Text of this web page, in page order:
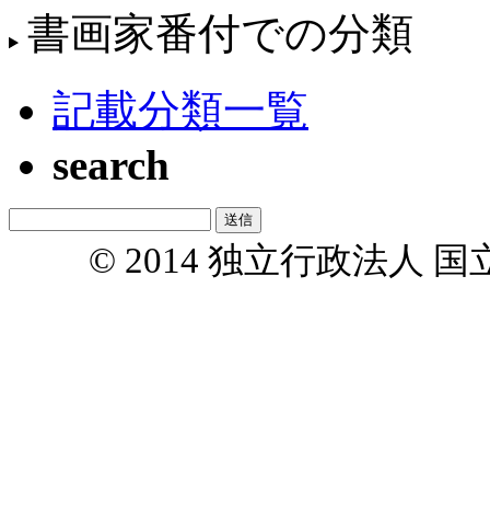
書画家番付での分類
記載分類一覧
search
© 2014 独立行政法人 国